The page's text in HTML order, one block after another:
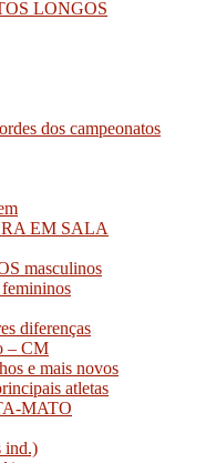
LONGOS
dos campeonatos
EM SALA
masculinos
diferenças
– CM
e mais novos
atletas
MATO
ind.)